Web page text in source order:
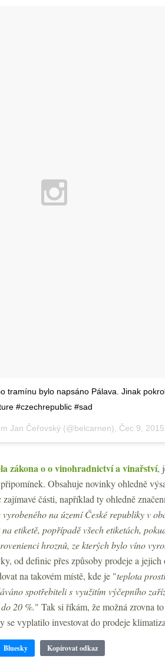
tramínu bylo napsáno Pálava. Jinak
#czechrepublic #sad
Jan Čeřovský (@belcarnen), Čec 9,
zákona o o vinohradnictví a vinařství,
Obsahuje novinky ohledně
části, například ty ohledně
na území České republiky v
etiketě, popřípadě všech etiketách,
hroznů, ze kterých bylo víno
od definic přes způsoby prodeje a
na takovém místě, kde je "teplota
spotřebiteli s využitím výčepního
20 %." Tak si říkám, že možná zrovna
se vyplatilo investovat do prodeje
Bluesky Kopírovat odkaz